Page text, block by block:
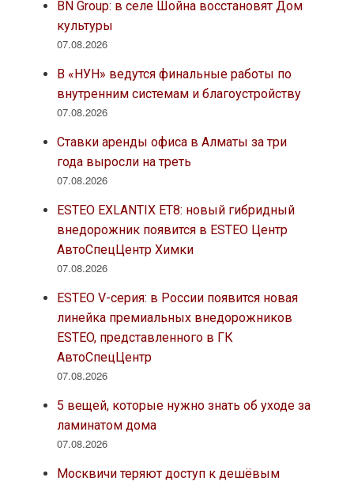
BN Group: в селе Шойна восстановят Дом
культуры
07.08.2026
В «НУН» ведутся финальные работы по
внутренним системам и благоустройству
07.08.2026
Ставки аренды офиса в Алматы за три
года выросли на треть
07.08.2026
ESTEO EXLANTIX ET8: новый гибридный
внедорожник появится в ESTEO Центр
АвтоСпецЦентр Химки
07.08.2026
ESTEO V-серия: в России появится новая
линейка премиальных внедорожников
ESTEO, представленного в ГК
АвтоСпецЦентр
07.08.2026
5 вещей, которые нужно знать об уходе за
ламинатом дома
07.08.2026
Москвичи теряют доступ к дешёвым